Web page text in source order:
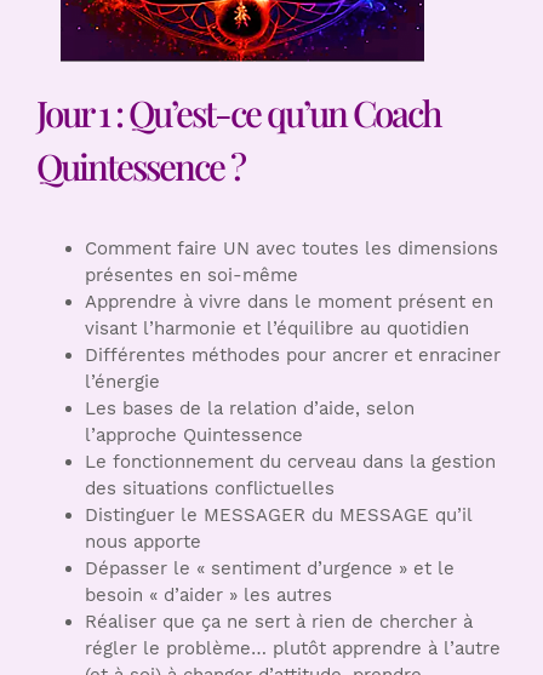
Jour 1 : Qu’est-ce qu’un Coach
Quintessence ?
Comment faire UN avec toutes les dimensions
présentes en soi-même
Apprendre à vivre dans le moment présent en
visant l’harmonie et l’équilibre au quotidien
Différentes méthodes pour ancrer et enraciner
l’énergie
Les bases de la relation d’aide, selon
l’approche Quintessence
Le fonctionnement du cerveau dans la gestion
des situations conflictuelles
Distinguer le MESSAGER du MESSAGE qu’il
nous apporte
Dépasser le « sentiment d’urgence » et le
besoin « d’aider » les autres
Réaliser que ça ne sert à rien de chercher à
régler le problème… plutôt apprendre à l’autre